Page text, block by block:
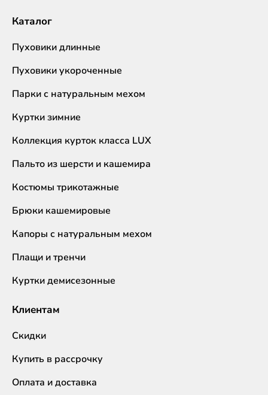
Каталог
Пуховики длинные
Пуховики укороченные
Парки с натуральным мехом
Куртки зимние
Коллекция курток класса LUX
Пальто из шерсти и кашемира
Костюмы трикотажные
Брюки кашемировые
Капоры с натуральным мехом
Плащи и тренчи
Куртки демисезонные
Клиентам
Скидки
Купить в рассрочку
Оплата и доставка